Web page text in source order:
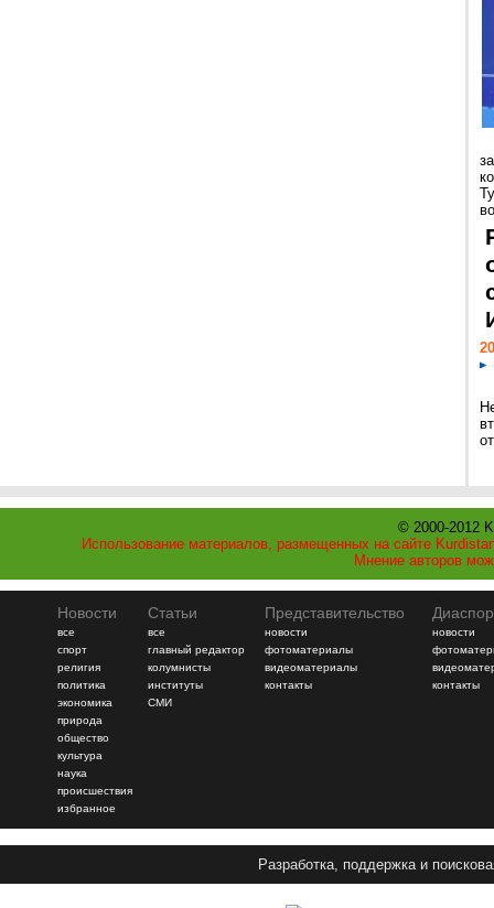
© 2000-2012
Использование материалов, размещенных на сайте
Мнение авторов
Новости
все
спорт
религия
политика
экономика
природа
общество
культура
наука
происшествия
избранное
Статьи
все
главный редактор
колумнисты
институты
СМИ
Представительство
новости
фотоматериалы
видеоматериалы
контакты
новости
контакты
Разработка, поддержка и